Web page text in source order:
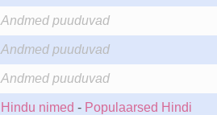
Andmed puuduvad
Andmed puuduvad
Andmed puuduvad
Hindu nimed - Populaarsed Hindi